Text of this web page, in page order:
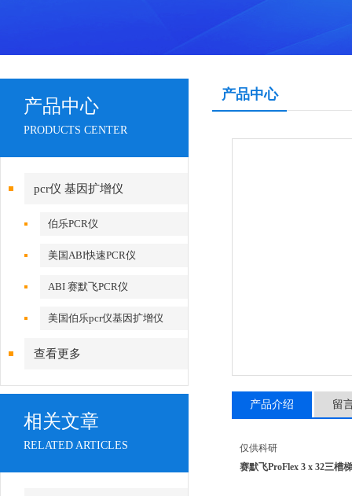
产品中心
PRODUCTS CENTER
pcr仪 基因扩增仪
伯乐PCR仪
美国ABI快速PCR仪
ABI 赛默飞PCR仪
美国伯乐pcr仪基因扩增仪
查看更多
相关文章
RELATED ARTICLES
产品中心
产品介绍 留
仅供科研
赛默飞ProFlex 3 x 32三槽